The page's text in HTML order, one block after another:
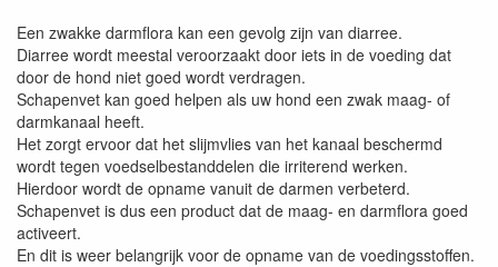
Een zwakke darmflora kan een gevolg zijn van diarree.
Diarree wordt meestal veroorzaakt door iets in de voeding dat
door de hond niet goed wordt verdragen.
Schapenvet kan goed helpen als uw hond een zwak maag- of
darmkanaal heeft.
Het zorgt ervoor dat het slijmvlies van het kanaal beschermd
wordt tegen voedselbestanddelen die irriterend werken.
Hierdoor wordt de opname vanuit de darmen verbeterd.
Schapenvet is dus een product dat de maag- en darmflora goed
activeert.
En dit is weer belangrijk voor de opname van de voedingsstoffen.